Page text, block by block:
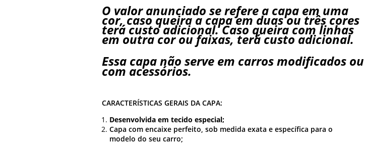
O valor anunciado se refere a capa em uma
cor, caso queira a capa em duas ou três cores
terá custo adicional. Caso queira com linhas
em outra cor ou faixas, terá custo adicional.
Essa capa não serve em carros modificados ou
com acessórios.
CARACTERÍSTICAS GERAIS DA CAPA:
Desenvolvida em tecido especial;
Capa com encaixe perfeito, sob medida exata e específica para o
modelo do seu carro;